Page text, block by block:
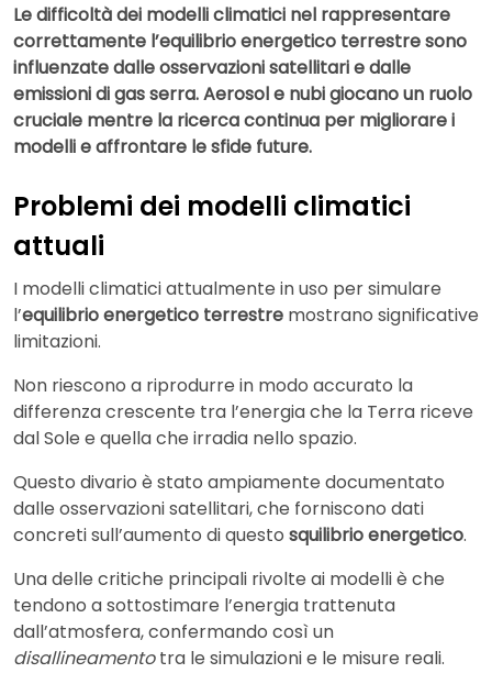
Le difficoltà dei modelli climatici nel rappresentare
correttamente l’equilibrio energetico terrestre sono
influenzate dalle osservazioni satellitari e dalle
emissioni di gas serra. Aerosol e nubi giocano un ruolo
cruciale mentre la ricerca continua per migliorare i
modelli e affrontare le sfide future.
Problemi dei modelli climatici
attuali
I modelli climatici attualmente in uso per simulare
l’equilibrio energetico terrestre mostrano significative
limitazioni.
Non riescono a riprodurre in modo accurato la
differenza crescente tra l’energia che la Terra riceve
dal Sole e quella che irradia nello spazio.
Questo divario è stato ampiamente documentato
dalle osservazioni satellitari, che forniscono dati
concreti sull’aumento di questo squilibrio energetico.
Una delle critiche principali rivolte ai modelli è che
tendono a sottostimare l’energia trattenuta
dall’atmosfera, confermando così un
disallineamentotra le simulazioni e le misure reali.